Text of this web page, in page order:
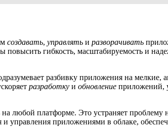
создавать, управлять и разворачивать
гибкость, масштабируемость и
разбивку приложения на мелкие,
разработку и обновление приложений,
любой платформе. Это устраняет проблему
приложениями в облаке,